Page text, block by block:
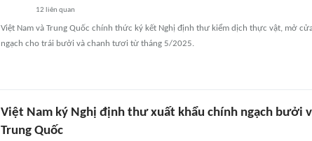
12 liên quan
Việt Nam và Trung Quốc chính thức ký kết Nghị định thư kiểm dịch thực vật, mở
ngạch cho trái bưởi và chanh tươi từ tháng 5/2025.
Việt Nam ký Nghị định thư xuất khẩu chính ngạch bưởi
Trung Quốc